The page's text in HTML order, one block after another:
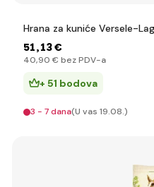
Hrana za kuniće Versele-
51,13 €
40,90 € bez PDV-a
+ 51 bodova
3 - 7 dana(U vas 19.08.)